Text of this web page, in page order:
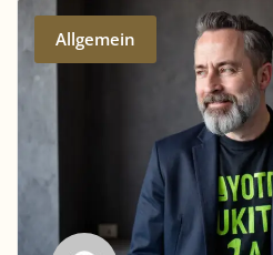
Allgemein